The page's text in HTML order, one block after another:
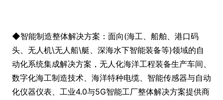
◆智能制造整体解决方案：面向(海工、船舶、港口码
头、无人机\无人船\艇、深海水下智能装备等)领域的自
动化系统集成解决方案，无人化海洋工程装备生产车间、
数字化海工制造技术、海洋特种电缆、智能传感器与自动
化仪器仪表、工业4.0与5G智能工厂整体解决方案提供商